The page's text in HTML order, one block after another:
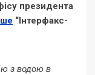
президента
“Інтерфакс-
з водою в